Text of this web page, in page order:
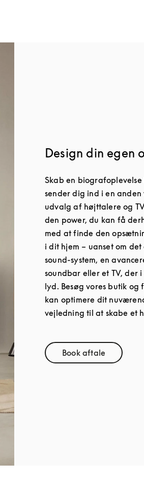
Design din egen
Skab en
sender dig ind i en anden
udvalg af højttalere og
den power, du kan få
med at finde den
i dit hjem – uanset om det
sound-system, en
soundbar eller et TV, der
lyd. Besøg vores butik
kan optimere dit
vejledning til at skabe et
Book aftaleLink Opens in